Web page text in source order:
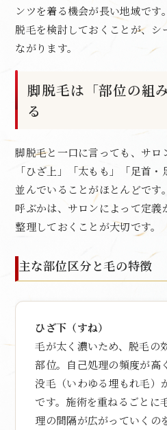
ンツを着る機会が長い地域で
脱毛を検討しておくことが、シ
ながります。
脚脱毛は「部位の組
る
脚脱毛と一口に言っても、サロ
「ひざ上」「太もも」「足首
並んでいることがほとんどです
呼ぶかは、サロンによって定義
整理しておくことが大切です。
主な部位区分と毛の特徴
ひざ下（すね）
毛が太く濃いため、脱毛の
部位。自己処理の頻度が高
没毛（いわゆる埋もれ毛）
です。施術を重ねるごとに
理の間隔が広がっていくの